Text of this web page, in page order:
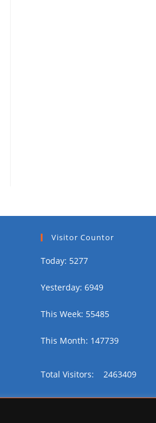
Visitor Countor
Today: 5277
Yesterday: 6949
This Week: 55485
This Month: 147739
Total Visitors: 2463409